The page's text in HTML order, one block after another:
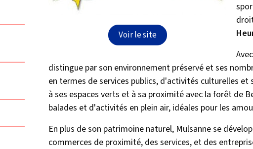
Voir le site
distingue par son environnement préservé et ses
en termes de services publics, d'activités culturelles
à ses espaces verts et à sa proximité avec la forêt de
balades et d'activités en plein air, idéales pour les
En plus de son patrimoine naturel, Mulsanne se
commerces de proximité, des services, et des